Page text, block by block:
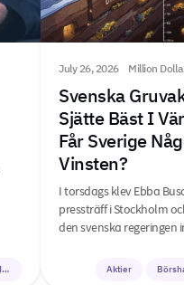
Börshandlade produkter
July 26, 2026 Million
Svenska
Sjätte Bäst I
Får Sverige
Vinsten?
I torsdags klev Ebba
pressträff i Stockholm
den svenska
Aktier